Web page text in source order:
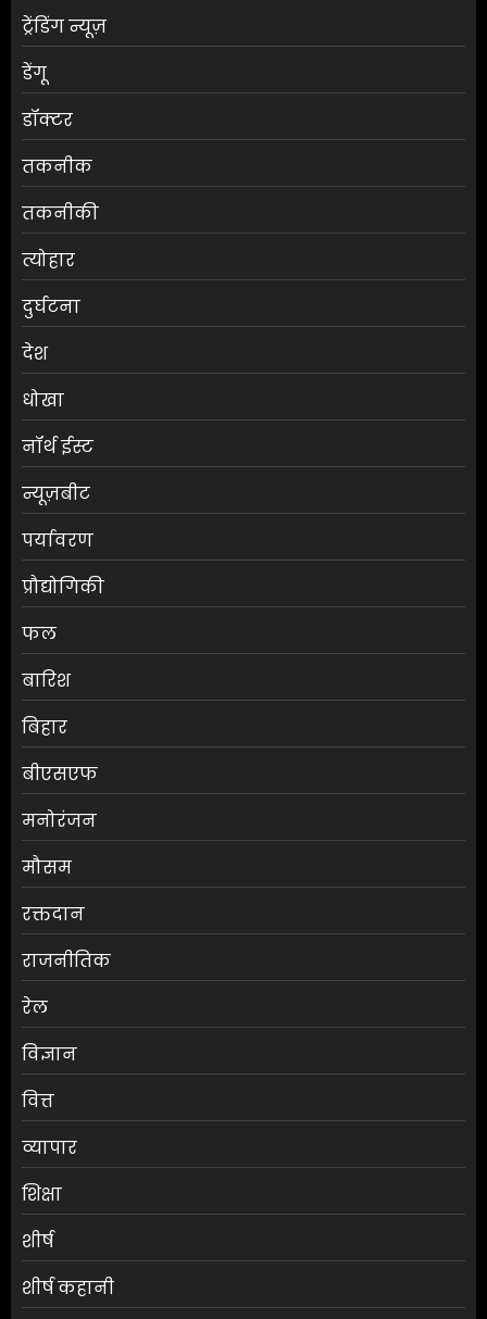
ट्रेंडिंग न्यूज़
डेंगू
डॉक्टर
तकनीक
तकनीकी
त्योहार
दुर्घटना
देश
धोखा
नॉर्थ ईस्ट
न्यूज़बीट
पर्यावरण
प्रौद्योगिकी
फल
बारिश
बिहार
बीएसएफ
मनोरंजन
मौसम
रक्तदान
राजनीतिक
रेल
विज्ञान
वित्त
व्यापार
शिक्षा
शीर्ष
शीर्ष कहानी
विजेता
4
कार्रवाई
करते थे चोरी:मुजफ्फरपुर में गिरोह
AUGUST 8, 2026 0